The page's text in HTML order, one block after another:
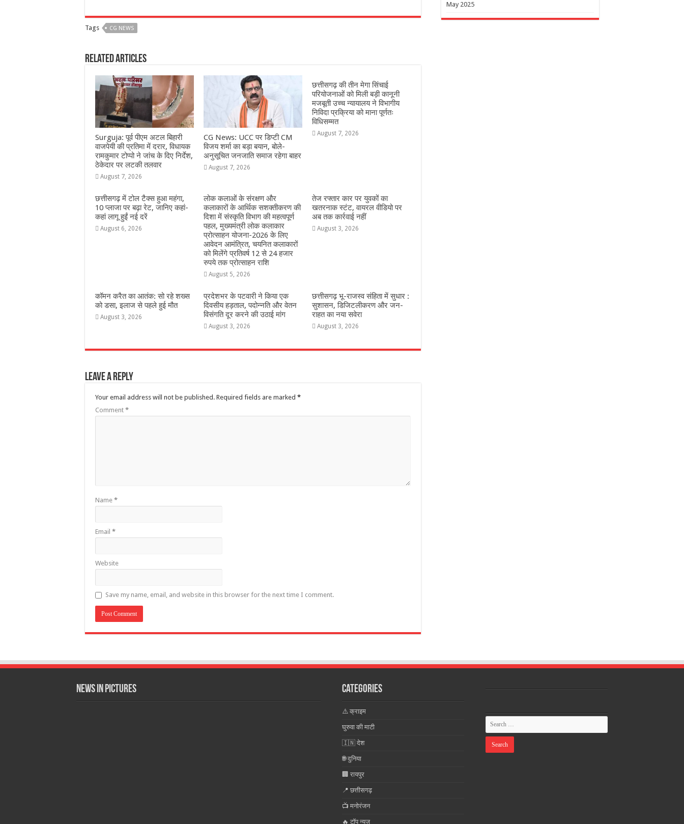
c
e
b
o
o
k
at
s
A
p
p
ss
e
r
itte ar
Tags CG NEWS
Related Articles
Surguja: पूर्व पीएम अटल बिहारी
वाजपेयी की प्रतिमा में दरार, विधायक
रामकुमार टोप्पो ने जांच के दिए निर्देश,
ठेकेदार पर लटकी तलवार
August 7, 2026
CG News: UCC पर डिप्टी CM
विजय शर्मा का बड़ा बयान, बोले-
अनुसूचित जनजाति समाज रहेगा बाहर
August 7, 2026
छत्तीसगढ़ की तीन मेगा सिंचाई
परियोजनाओं को मिली बड़ी कानूनी
मजबूती उच्च न्यायालय ने विभागीय
निविदा प्रक्रिया को माना पूर्णतः
विधिसम्मत
August 7, 2026
छत्तीसगढ़ में टोल टैक्स हुआ महंगा,
10 प्लाजा पर बढ़ा रेट, जानिए कहां-
कहां लागू हुईं नई दरें
August 6, 2026
लोक कलाओं के संरक्षण और
कलाकारों के आर्थिक सशक्तीकरण की
दिशा में संस्कृति विभाग की महत्वपूर्ण
पहल, मुख्यमंत्री लोक कलाकार
प्रोत्साहन योजना-2026 के लिए
आवेदन आमंत्रित, चयनित कलाकारों
को मिलेंगे प्रतिवर्ष 12 से 24 हजार
रुपये तक प्रोत्साहन राशि
August 5, 2026
तेज रफ्तार कार पर युवकों का
खतरनाक स्टंट, वायरल वीडियो पर
अब तक कार्रवाई नहीं
August 3, 2026
कॉमन करैत का आतंक: सो रहे शख्स
को डसा, इलाज से पहले हुई मौत
August 3, 2026
प्रदेशभर के पटवारी ने किया एक
दिवसीय हड़ताल, पदोन्नति और वेतन
विसंगति दूर करने की उठाई मांग
August 3, 2026
छत्तीसगढ़ भू-राजस्व संहिता में सुधार :
सुशासन, डिजिटलीकरण और जन-
राहत का नया सवेरा
August 3, 2026
Leave a Reply
Your email address will not be published. Required fields are marked *
Comment *
Name *
Email *
Website
Save my name, email, and website in this browser for the next time I comment.
May 2025
News in Pictures Categories
⚠️ क्राइम
घुरुवा की माटी
🇮🇳 देश
🌐 दुनिया
🏢 रायपुर
📍 छत्तीसगढ़
📺 मनोरंजन
🔥 टॉप न्यूज़